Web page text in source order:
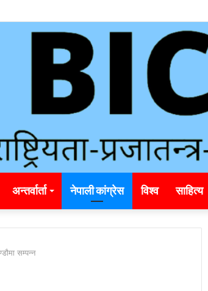
अन्तर्वार्ता नेपाली कांग्रेस विश्व साहित्य
सम्पन्न